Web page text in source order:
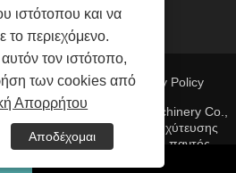
RSS|XML| |Privacy Policy
Qingdao Haozhifeng Machinery Co.,
αλουμινίου, ανταλλακτικό χύτευσης
ισχύος - Με την επιφύλαξη παντός
ιστότοπου και να
το περιεχόμενο.
τον ιστότοπο,
των cookies από
Απορρήτου
Αποδέχομαι